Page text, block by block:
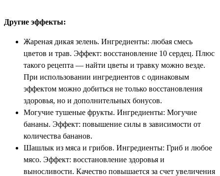
Другие эффекты:
Жареная дикая зелень. Ингредиенты: любая смесь
цветов и трав. Эффект: восстановление 10 сердец. Плюс
такого рецепта — найти цветы и травку можно везде.
При использовании ингредиентов с одинаковым
эффектом можно добиться не только восстановления
здоровья, но и дополнительных бонусов.
Могучие тушеные фрукты. Ингредиенты: Могучие
бананы. Эффект: повышение силы в зависимости от
количества бананов.
Шашлык из мяса и грибов. Ингредиенты: Гриб и любое
мясо. Эффект: восстановление здоровья и
выносливости. Качество повышается за счет увеличения